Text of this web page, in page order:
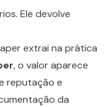
Ele devolve
extrai na prática
, o valor aparece
reputação e
da